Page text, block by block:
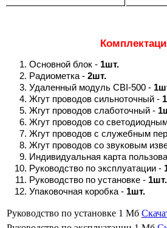
Основной блок - 1шт.
Радиометка - 2шт.
Удаленный модуль CBI-500 -
Жгут проводов сильноточный -
Жгут проводов слаботочный -
Жгут проводов со
Жгут проводов с служебным
Жгут проводов со звуковым
Индивидуальная карта
Руководство по эксплуатации -
Руководство по установке - 1шт.
Упаковочная коробка - 1шт.
Руководство по установке 1 Мб